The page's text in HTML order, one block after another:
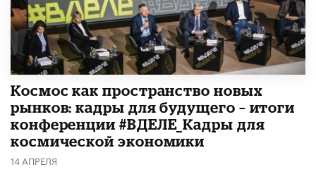
Космос как пространство новых
рынков: кадры для будущего – итоги
конференции #ВДЕЛЕ_Кадры для
космической экономики
14 АПРЕЛЯ